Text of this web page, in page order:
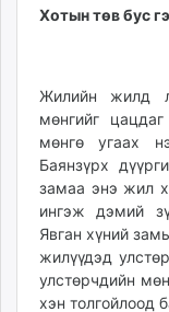
mass.mn
unegui.mn
assa.mn
toim.mn
tac.mn
paparazzi.mn
unread.today
Хотын төв бус
Жилийн жилд
мөнгийг
мөнгө угаах
Баянзүрх
замаа энэ жил
ингэж дэмий
Явган хүний
жилүүдэд
улстөрчдийн
хэн толгойлоод